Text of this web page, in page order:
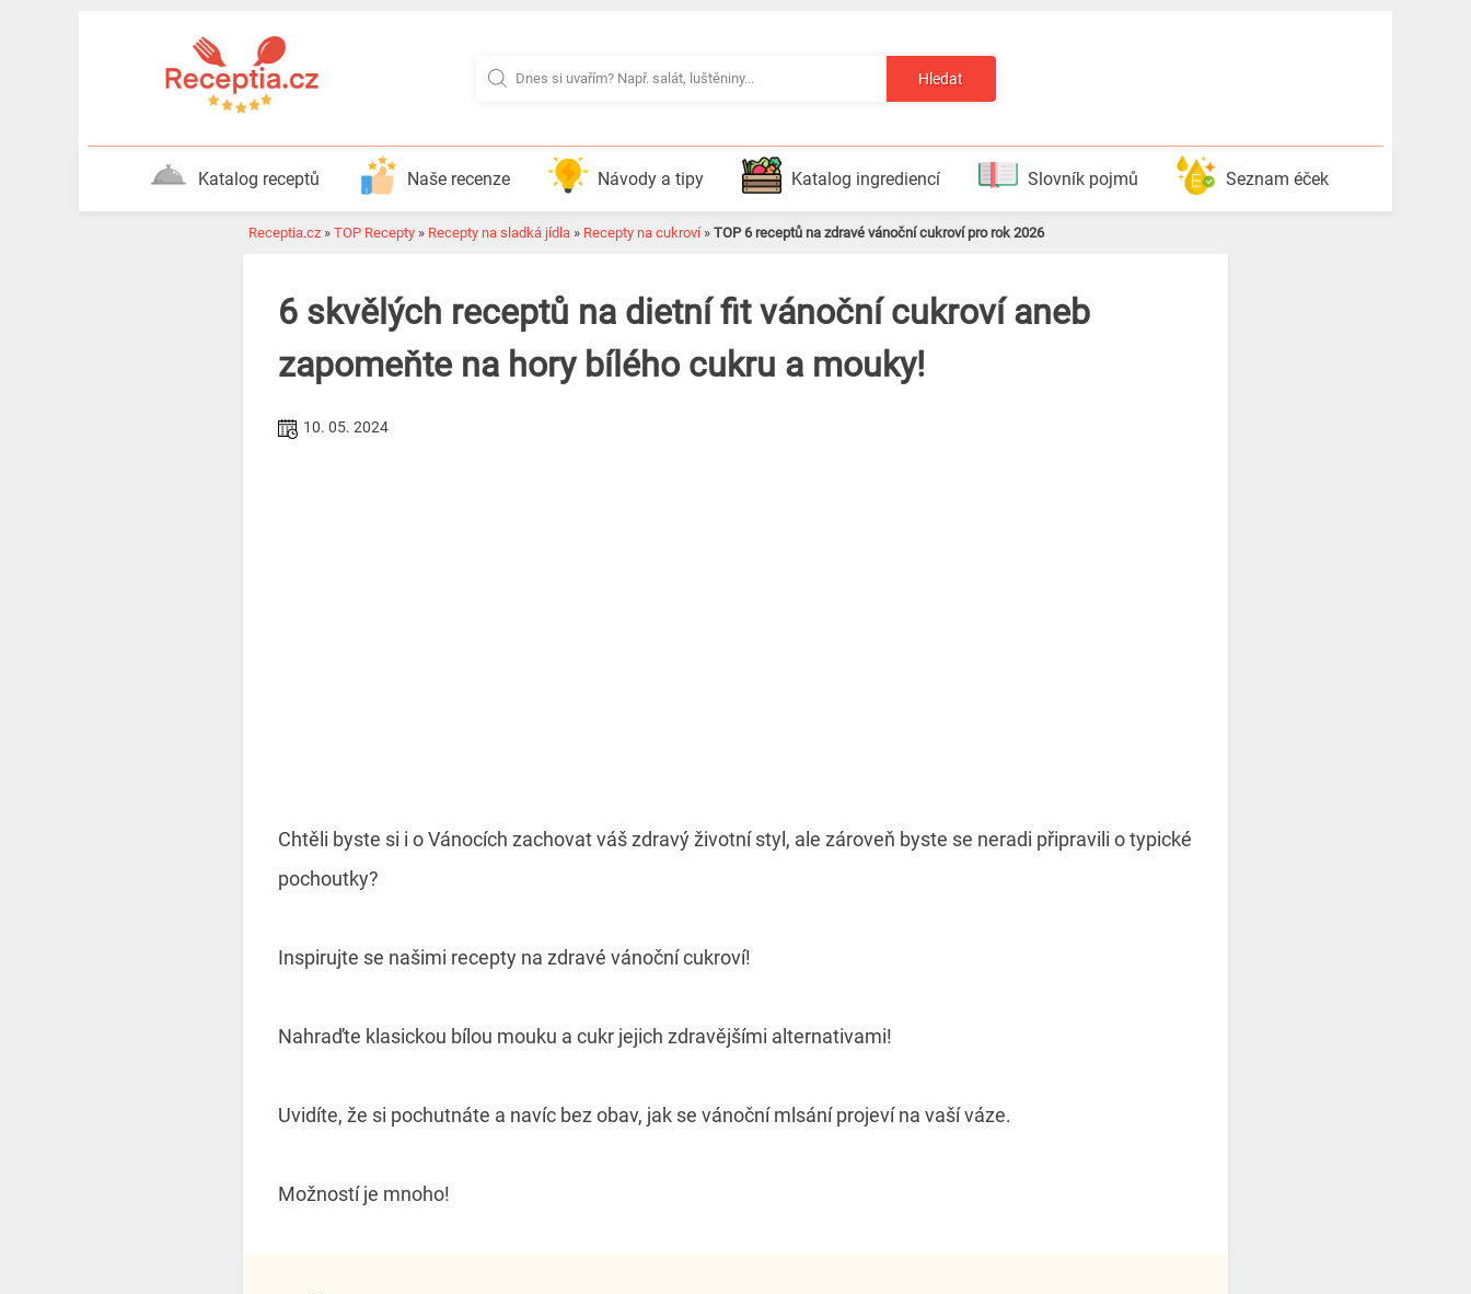
Hledat
Katalog receptů Naše recenze Návody a tipy Katalog ingrediencí Slovník pojmů Seznam éček
Receptia.cz » TOP Recepty » Recepty na sladká jídla » Recepty na cukroví» TOP 6 receptů na zdravé vánoční cukroví pro rok 2026
6 skvělých receptů na dietní fit vánoční cukroví aneb
zapomeňte na hory bílého cukru a mouky!
10. 05. 2024
Chtěli byste si i o Vánocích zachovat váš zdravý životní styl, ale zároveň byste se neradi připravili o typické
pochoutky?
Inspirujte se našimi recepty na zdravé vánoční cukroví!
Nahraďte klasickou bílou mouku a cukr jejich zdravějšími alternativami!
Uvidíte, že si pochutnáte a navíc bez obav, jak se vánoční mlsání projeví na vaší váze.
Možností je mnoho!